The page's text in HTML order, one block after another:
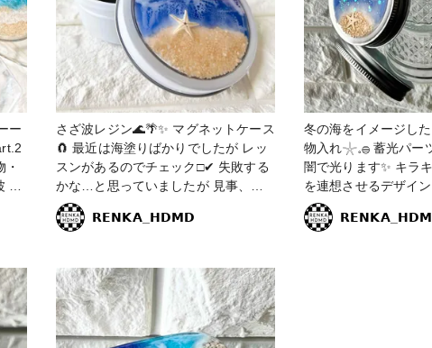
さざ波レジン🌊🌴✨ マグネットケース
🧲 最近は海塗りばかりでしたが レッ
スンがあるのでチェック□✔ 失敗する
かな…と思っていましたが 見事、大
成功しました💮💯 🙆✨ これでしっか
り教えてあげることが出来そうです✌️
います🤭 #レジン #レジンアート #レ
ジン作品 #さざ波 #さざ波レジン #レ
ジン雑貨 #マグネットケース #レジン
エキスパート講座認定講師 #海 #海面
𝗥𝗘𝗡𝗞𝗔_𝗛𝗗𝗠𝗗
冬の海をイメージし
物入れ𓇼𓈒𓐍 蓄光パーツ入りなので暗
闇で光ります✨ キラ
を連想させるデザイン
✨ #海の作品コンテスト2022 #販売中
#小物・雑貨 #レジン